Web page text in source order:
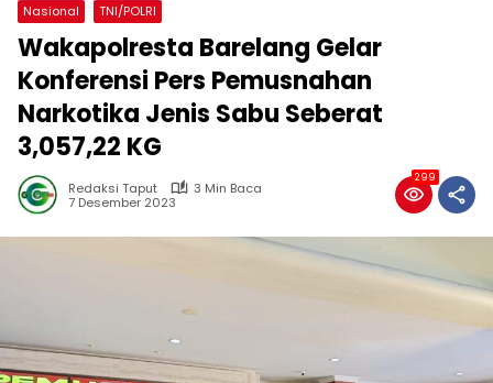
Nasional TNI/POLRI
Wakapolresta Barelang Gelar
Konferensi Pers Pemusnahan
Narkotika Jenis Sabu Seberat
3,057,22 KG
Redaksi Taput
3 Min Baca
7 Desember 2023
299